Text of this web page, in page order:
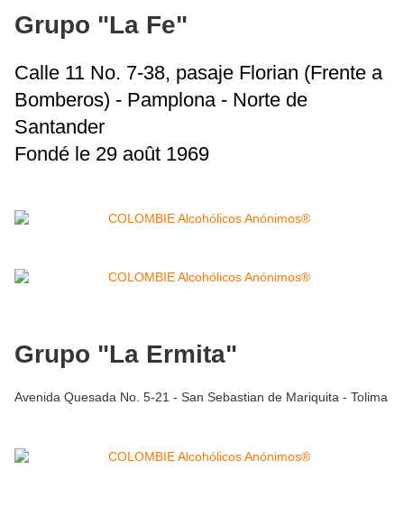
Grupo "La Fe"
Calle 11 No. 7-38, pasaje Florian (Frente a
Bomberos) - Pamplona - Norte de
Santander
Fondé le 29 août 1969
Grupo "La Ermita"
Avenida Quesada No. 5-21 - San Sebastian de Mariquita - Tolima